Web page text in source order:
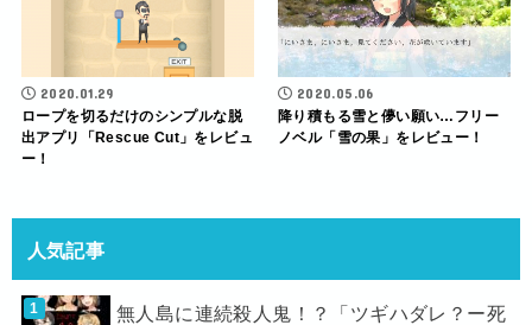
2020.01.29
ロープを切るだけのシンプルな脱
出アプリ「Rescue Cut」をレビュ
ー！
2020.05.06
降り積もる雪と儚い願い…フリー
ノベル「雪の果」をレビュー！
人気記事
無人島に連続殺人鬼！？「ツギハダレ？ー死